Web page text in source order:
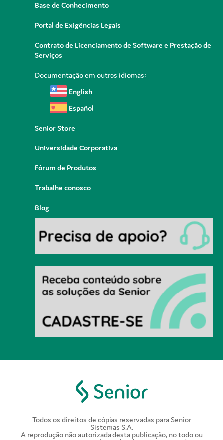
Base de Conhecimento
Portal de Exigências Legais
Contrato de Licenciamento de Software e Prestação de
Serviços
Documentação em outros idiomas:
English
Español
Senior Store
Universidade Corporativa
Fórum de Produtos
Trabalhe conosco
Blog
Todos os direitos de cópias reservadas para Senior
Sistemas S.A.
A reprodução não autorizada desta publicação, no todo ou